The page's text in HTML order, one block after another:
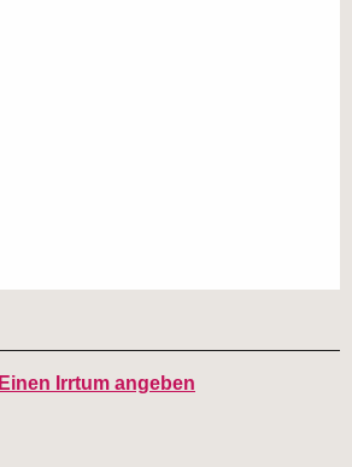
Einen Irrtum angeben